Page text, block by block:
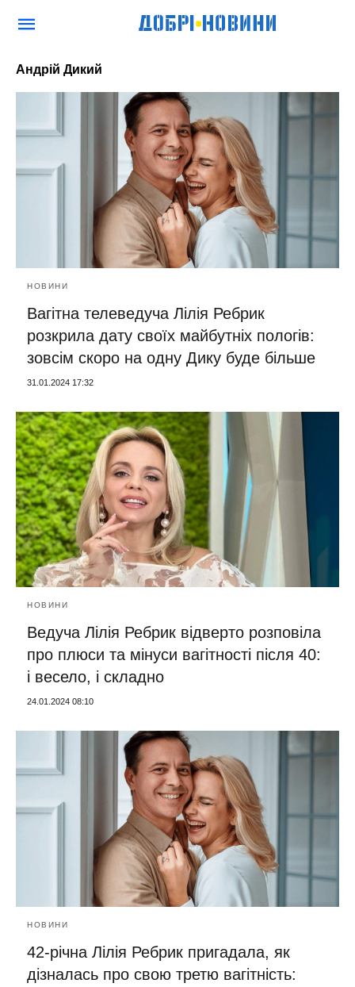
Андрій Дикий
НОВИНИ
Вагітна телеведуча Лілія Ребрик
розкрила дату своїх майбутніх пологів:
зовсім скоро на одну Дику буде більше
31.01.2024 17:32
НОВИНИ
Ведуча Лілія Ребрик відверто розповіла
про плюси та мінуси вагітності після 40:
і весело, і складно
24.01.2024 08:10
НОВИНИ
42-річна Лілія Ребрик пригадала, як
дізналась про свою третю вагітність: